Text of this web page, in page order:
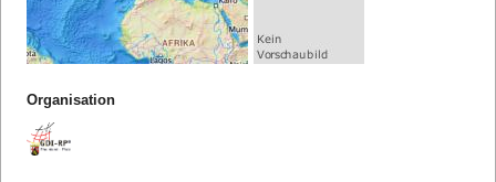
Organisation